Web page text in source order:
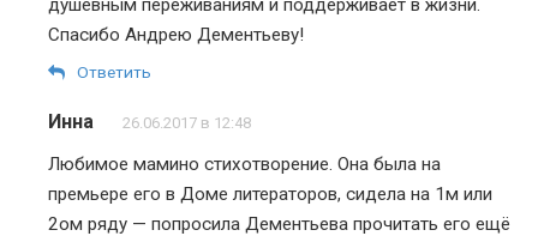
Спасибо Андрею Дементьеву!
Ответить
Инна 26.06.2017 в 12:48
Любимое мамино стихотворение. Она была на
премьере его в Доме литераторов, сидела на 1м или
2ом ряду — попросила Дементьева прочитать его ещё